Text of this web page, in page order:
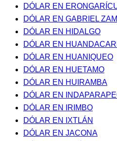
DÓLAR EN
DÓLAR EN GABRIEL
DÓLAR EN HIDALGO
DÓLAR EN
DÓLAR EN HUANIQUEO
DÓLAR EN HUETAMO
DÓLAR EN HUIRAMBA
DÓLAR EN
DÓLAR EN IRIMBO
DÓLAR EN IXTLÁN
DÓLAR EN JACONA